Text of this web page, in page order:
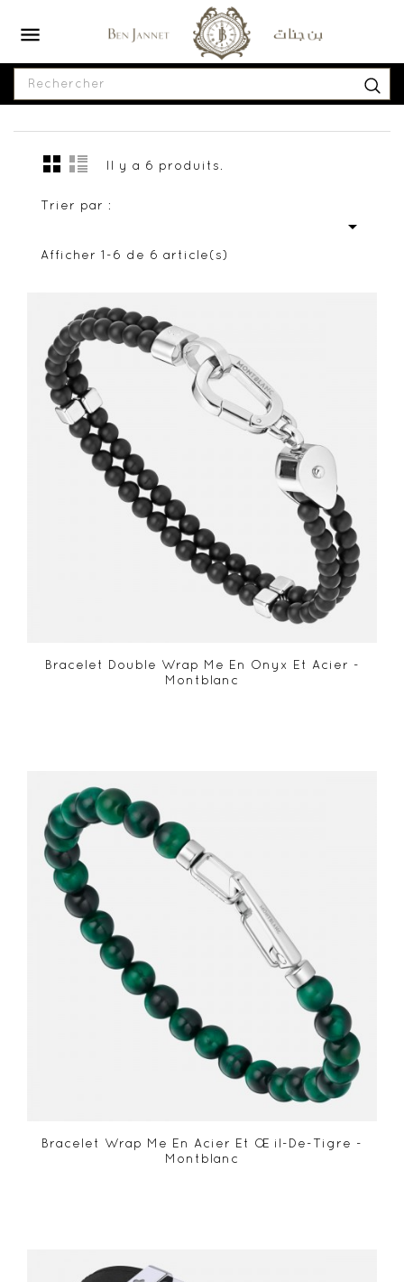

Il y a 6 produits.
Trier par :

Afficher 1-6 de 6 article(s)
Bracelet Double Wrap Me En Onyx Et Acier -
Montblanc
Bracelet Wrap Me En Acier Et Œil-De-Tigre -
Montblanc